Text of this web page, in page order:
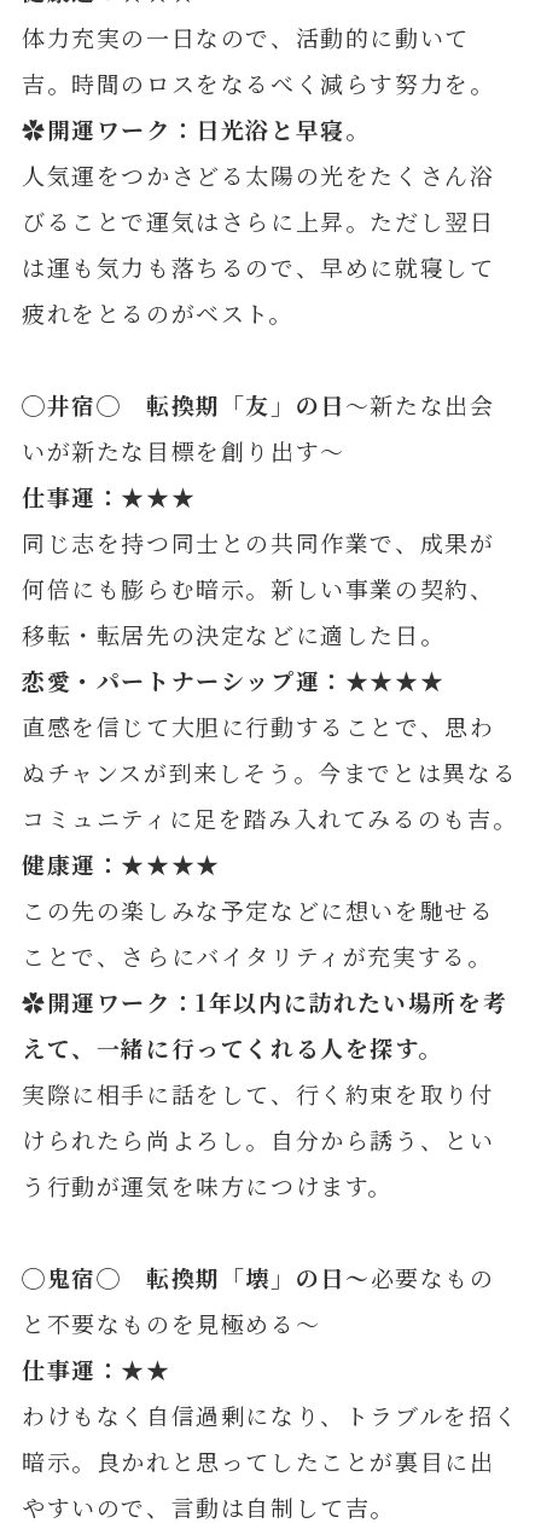
体力充実の一日なので、活動的に動いて
吉。時間のロスをなるべく減らす努力を。
✿開運ワーク：日光浴と早寝。
人気運をつかさどる太陽の光をたくさん浴
びることで運気はさらに上昇。ただし翌日
は運も気力も落ちるので、早めに就寝して
疲れをとるのがベスト。
◯井宿◯ 転換期「友」の日～新たな出会
いが新たな目標を創り出す～
仕事運：★★★
同じ志を持つ同士との共同作業で、成果が
何倍にも膨らむ暗示。新しい事業の契約、
移転・転居先の決定などに適した日。
恋愛・パートナーシップ運：★★★★
直感を信じて大胆に行動することで、思わ
ぬチャンスが到来しそう。今までとは異なる
コミュニティに足を踏み入れてみるのも吉。
健康運：★★★★
この先の楽しみな予定などに想いを馳せる
ことで、さらにバイタリティが充実する。
✿開運ワーク：1年以内に訪れたい場所を考
えて、一緒に行ってくれる人を探す。
実際に相手に話をして、行く約束を取り付
けられたら尚よろし。自分から誘う、とい
う行動が運気を味方につけます。
◯鬼宿◯ 転換期「壊」の日～必要なもの
と不要なものを見極める～
仕事運：★★
わけもなく自信過剰になり、トラブルを招く
暗示。良かれと思ってしたことが裏目に出
やすいので、言動は自制して吉。